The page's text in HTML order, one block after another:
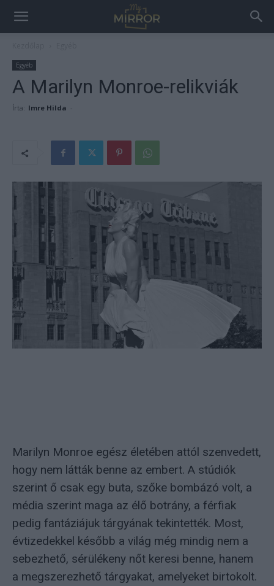
Egyéb
A Marilyn Monroe-relikviák
Írta: Imre Hilda -
Marilyn Monroe egész életében attól szenvedett,
hogy nem látták benne az embert. A stúdiók
szerint ő csak egy buta, szőke bombázó volt, a
média szerint maga az élő botrány, a férfiak
pedig fantáziájuk tárgyának tekintették. Most,
évtizedekkel később a világ még mindig nem a
sebezhető, sérülékeny nőt keresi benne, hanem
a megszerezhető tárgyakat, amelyeket birtokolt.